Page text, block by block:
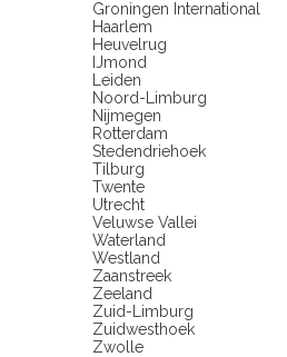
Groningen International
Haarlem
Heuvelrug
IJmond
Leiden
Noord-Limburg
Nijmegen
Rotterdam
Stedendriehoek
Tilburg
Twente
Utrecht
Veluwse Vallei
Waterland
Westland
Zaanstreek
Zeeland
Zuid-Limburg
Zuidwesthoek
Zwolle